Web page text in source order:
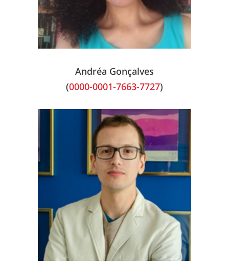
Andréa Gonçalves
(0000-0001-7663-7727)